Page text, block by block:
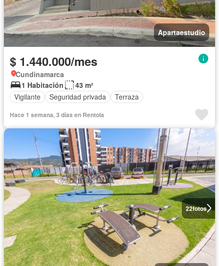
Apartaestudio
$ 1.440.000/mes
Cundinamarca
1 Habitación
43 m²
Vigilante
Seguridad privada Terraza
Hace 1 semana, 3 días en Rentola
22fotos